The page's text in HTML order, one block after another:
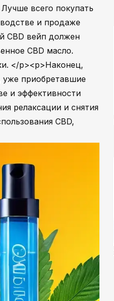
всего покупать
и продаже
CBD вейп должен
CBD масло.
</p><p>Наконец,
уже приобретавшие
и эффективности
релаксации и снятия
CBD,